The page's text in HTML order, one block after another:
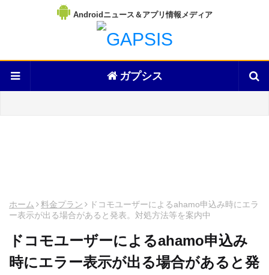
Androidニュース＆アプリ情報メディア
ガプシス
ホーム 料金プラン
ドコモユーザーによるahamo申込み時にエラ
ー表示が出る場合があると発表。対処方法等を案内中
ドコモユーザーによるahamo申込み
時にエラー表示が出る場合があると発